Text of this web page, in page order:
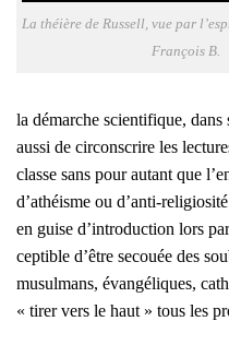
La théière de Rus­sell, vue par
Fran­çois B.
la démarche scien­ti­fique, dans
aus­si de cir­cons­crire les
classe sans pour autant que
d’athéisme ou d’anti-
en guise d’introduction lors
cep­tible d’être secouée des
musul­mans, évan­gé­liques,
« tirer vers le haut » tous les